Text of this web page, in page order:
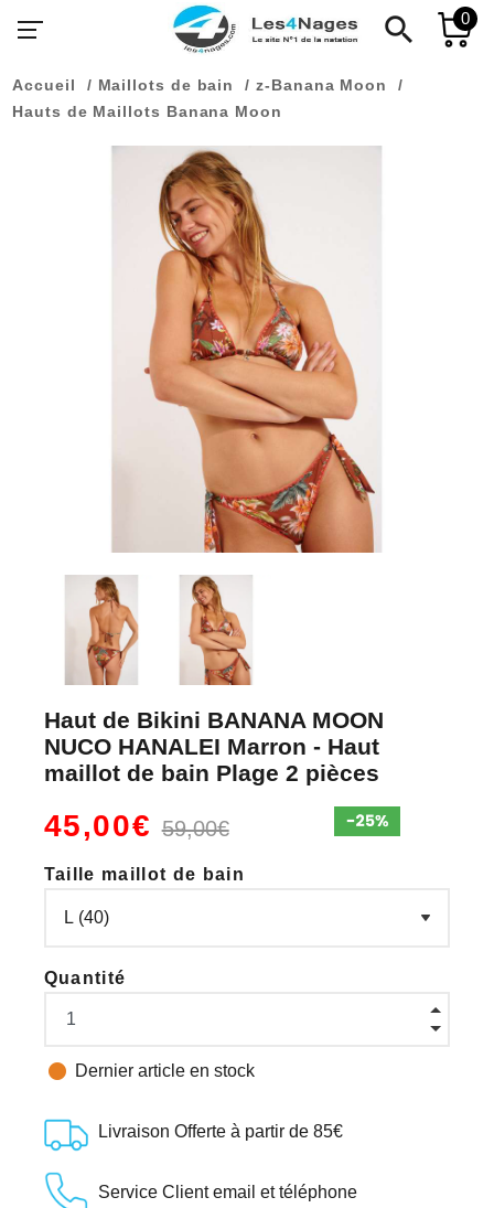
search 0
Accueil Maillots de bain
z-Banana Moon
Hauts de Maillots Banana Moon
Haut de Bikini BANANA MOON
NUCO HANALEI Marron - Haut
maillot de bain Plage 2 pièces
45,00€59,00€
Taille maillot de bain
Quantité
 Dernier article en stock
Livraison Offerte à partir de 85€
Service Client email et téléphone